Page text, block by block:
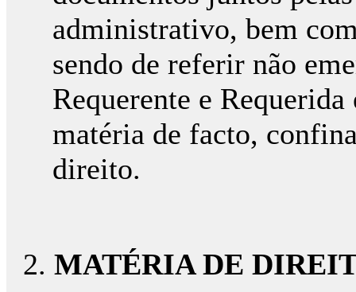
administrativo, bem
sendo de referir não
Requerente e
matéria de facto,
direito.
MATÉRIA DE